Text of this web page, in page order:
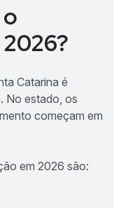
Catarina é
No estado, os
começam em
em 2026 são: